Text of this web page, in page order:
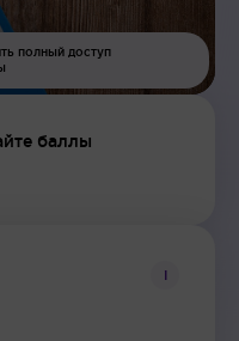
полный доступ
баллы
i